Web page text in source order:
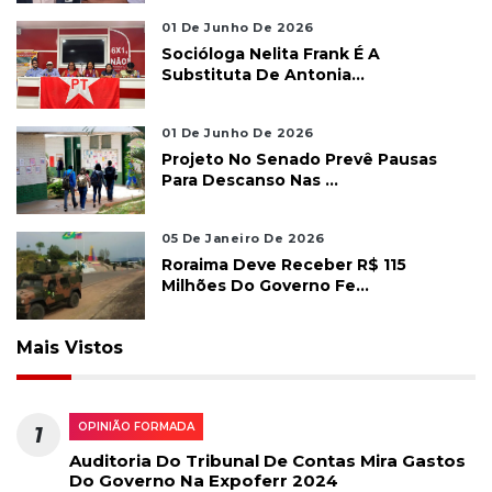
01 De Junho De 2026
Socióloga Nelita Frank É A
Substituta De Antonia...
01 De Junho De 2026
Projeto No Senado Prevê Pausas
Para Descanso Nas ...
05 De Janeiro De 2026
Roraima Deve Receber R$ 115
Milhões Do Governo Fe...
Mais Vistos
1 OPINIÃO FORMADA
Auditoria Do Tribunal De Contas Mira Gastos
Do Governo Na Expoferr 2024